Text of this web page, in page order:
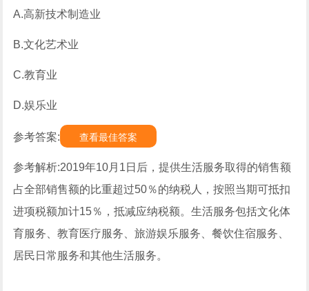
A.高新技术制造业
B.文化艺术业
C.教育业
D.娱乐业
参考答案: 查看最佳答案
参考解析:2019年10月1日后，提供生活服务取得的销售额
占全部销售额的比重超过50％的纳税人，按照当期可抵扣
进项税额加计15％，抵减应纳税额。生活服务包括文化体
育服务、教育医疗服务、旅游娱乐服务、餐饮住宿服务、
居民日常服务和其他生活服务。